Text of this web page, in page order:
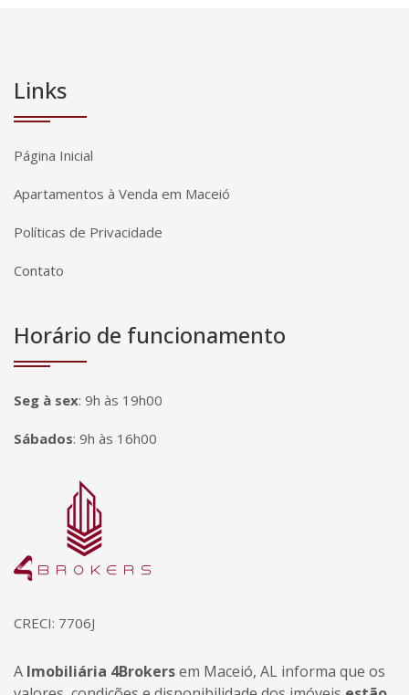
Links
Página Inicial
Apartamentos à Venda em Maceió
Políticas de Privacidade
Contato
Horário de funcionamento
Seg à sex: 9h às 19h00
Sábados: 9h às 16h00
Página inicial
CRECI: 7706J
A Imobiliária 4Brokersem Maceió, AL informa que os